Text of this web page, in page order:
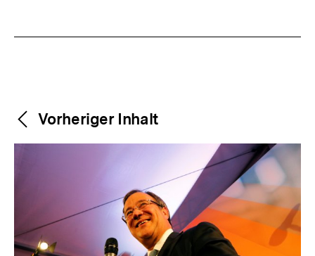
Weitere
Inhalte
Content-
Navigation
Vorheriger Inhalt